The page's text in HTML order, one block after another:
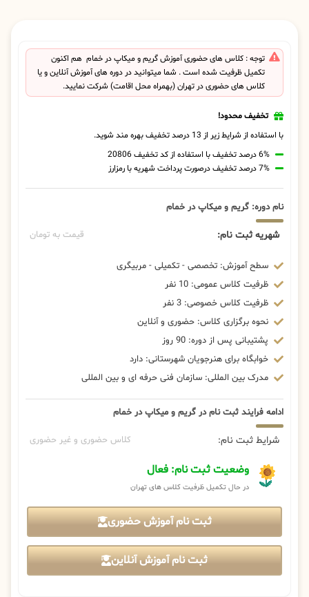
توجه : کلاس های حضوری آموزش گریم و میکاپ در خمام هم اکنون
تکمیل ظرفیت شده است . شما میتوانید در دوره های آموزش آنلاین و یا
کلاس های حضوری در تهران (بهمراه محل اقامت) شرکت نمایید.
تخفیف محدود!
با استفاده از شرایط زیر از 13 درصد تخفیف بهره مند شوید.
6% درصد تخفیف با استفاده از کد تخفیف 20806
7% درصد تخفیف درصورت پرداخت شهریه با رمزارز
نام دوره: گریم و میکاپ در خمام
شهریه ثبت نام: قیمت به تومان
سطح آموزش: تخصصی - تکمیلی - مربیگری
ظرفیت کلاس عمومی: 10 نفر
ظرفیت کلاس خصوصی: 3 نفر
نحوه برگزاری کلاس: حضوری و آنلاین
پشتیبانی پس از دوره: 90 روز
خوابگاه برای هنرجویان شهرستانی: دارد
مدرک بین المللی: سازمان فنی حرفه ای و بین المللی
ادامه فرایند ثبت نام در گریم و میکاپ در خمام
شرایط ثبت نام: کلاس حضوری و غیر حضوری
وضعیت ثبت نام: فعال
در حال تکمیل ظرفیت کلاس های تهران
ثبت نام آموزش حضوری
ثبت نام آموزش آنلاین